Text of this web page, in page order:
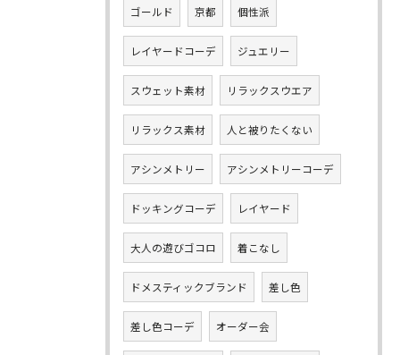
ゴールド 京都 個性派
レイヤードコーデ ジュエリー
スウェット素材 リラックスウエア
リラックス素材 人と被りたくない
アシンメトリー アシンメトリーコーデ
ドッキングコーデ レイヤード
大人の遊びゴコロ 着こなし
ドメスティックブランド 差し色
差し色コーデ オーダー会